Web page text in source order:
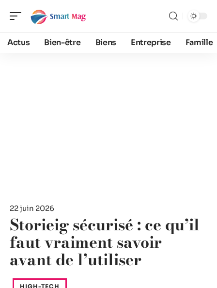
Actus Bien-être Biens Entreprise Famille
22 juin 2026
Storieig sécurisé : ce qu’il
faut vraiment savoir
avant de l’utiliser
HIGH-TECH